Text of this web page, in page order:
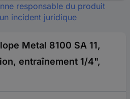
responsable du produit
incident juridique
Metal 8100 SA 11,
entraînement 1/4",